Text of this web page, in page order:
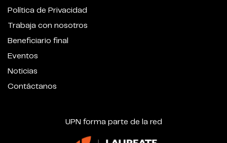
Política de Privacidad
Trabaja con nosotros
Beneficiario final
Eventos
Noticias
Contáctanos
UPN forma parte de la red